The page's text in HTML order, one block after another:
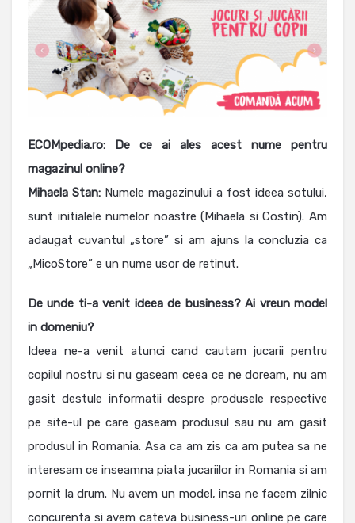
ECOMpedia.ro: De ce ai ales acest nume pentru
magazinul online?
Mihaela Stan: Numele magazinului a fost ideea sotului,
sunt initialele numelor noastre (Mihaela si Costin). Am
adaugat cuvantul „store” si am ajuns la concluzia ca
„MicoStore” e un nume usor de retinut.
De unde ti-a venit ideea de business? Ai vreun model
in domeniu?
Ideea ne-a venit atunci cand cautam jucarii pentru
copilul nostru si nu gaseam ceea ce ne doream, nu am
gasit destule informatii despre produsele respective
pe site-ul pe care gaseam produsul sau nu am gasit
produsul in Romania. Asa ca am zis ca am putea sa ne
interesam ce inseamna piata jucariilor in Romania si am
pornit la drum. Nu avem un model, insa ne facem zilnic
concurenta si avem cateva business-uri online pe care